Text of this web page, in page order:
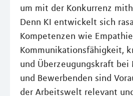
um mit der Konkurrenz
Denn KI entwickelt sich
Kompetenzen wie
Kommunikationsfähigkeit,
und Überzeugungskraft
und Bewerbenden sind
der Arbeitswelt relevant